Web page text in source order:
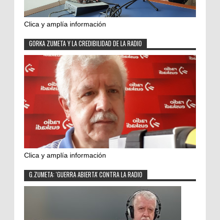
Clica y amplía información
GORKA ZUMETA Y LA CREDIBILIDAD DE LA RADIO
Clica y amplía información
G.ZUMETA: 'GUERRA ABIERTA' CONTRA LA RADIO